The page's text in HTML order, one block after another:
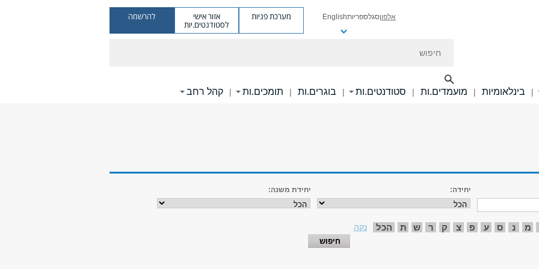
אלפוןסגלספריותEnglish מערכת פניות אזור אישי
לסטודנטים.יות
להרשמה
| בינלאומיות | מועמדים.ות | סטודנטים.ות | בוגרים.ות | תומכים.ות | קהל רחב
יחידה: יחידת משנה:
מ נ ס ע פ צ ק ר ש ת הכל נקה